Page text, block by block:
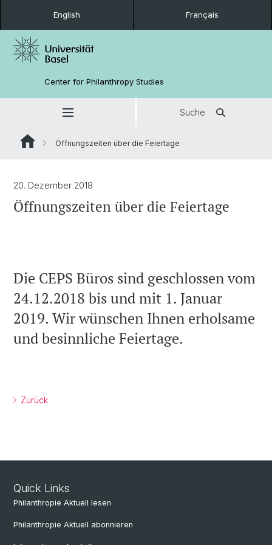
English Français
Center for Philanthropy Studies
Suche
Öffnungszeiten über die Feiertage
20. Dezember 2018
Öffnungszeiten über die Feiertage
Die CEPS Büros sind geschlossen vom
24.12.2018 bis und mit 1. Januar
2019. Wir wünschen Ihnen erholsame
und besinnliche Feiertage.
Zurück
Quick Links
Philanthropie Aktuell lesen
Philanthropie Aktuell abonnieren